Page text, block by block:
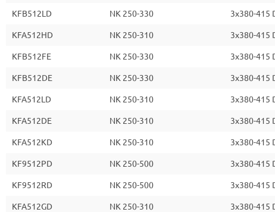
KFB512LD NK 250-330 3x380-415
KFA512HD NK 250-310 3x380-415
KFB512FE NK 250-330 3x380-415
KFB512DE NK 250-330 3x380-415
KFA512LD NK 250-310 3x380-415
KFA512DE NK 250-310 3x380-415
KFA512KD NK 250-310 3x380-415
KF9512PD NK 250-500 3x380-415
KF9512RD NK 250-500 3x380-415
KFA512GD NK 250-310 3x380-415